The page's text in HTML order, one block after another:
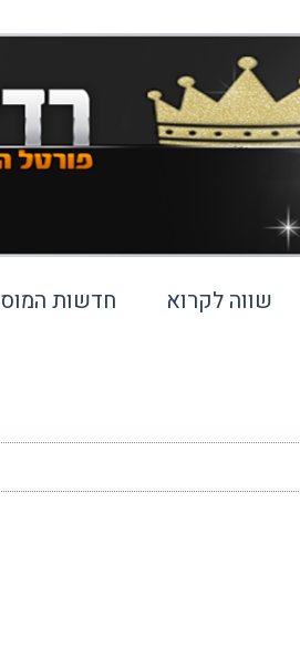
שווה לקרוא חדשות